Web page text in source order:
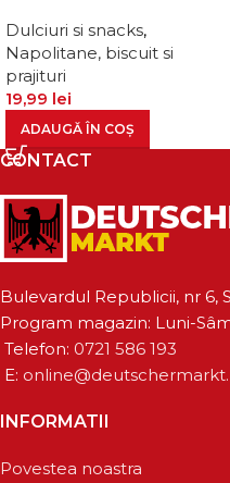
Dulciuri si snacks,
Napolitane, biscuit si
prajituri
19,99 lei
ADAUGĂ ÎN COȘ
CONTACT
Bulevardul Republicii, nr 6,
Program magazin: Luni-
Telefon: 0721 586 193
E:
INFORMATII
Povestea noastra